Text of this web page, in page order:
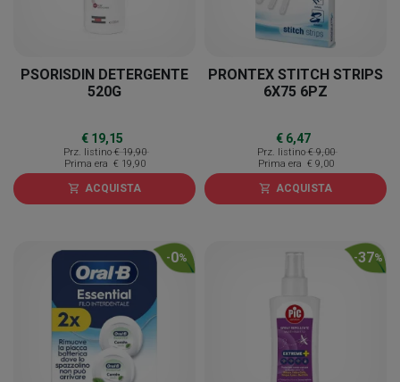
PSORISDIN DETERGENTE
520G
€ 19,15
Prz. listino € 19,90
Prima era € 19,90
shopping_cart ACQUISTA
PRONTEX STITCH STRIPS
6X75 6PZ
€ 6,47
Prz. listino € 9,00
Prima era € 9,00
shopping_cart ACQUISTA
-0% -37%